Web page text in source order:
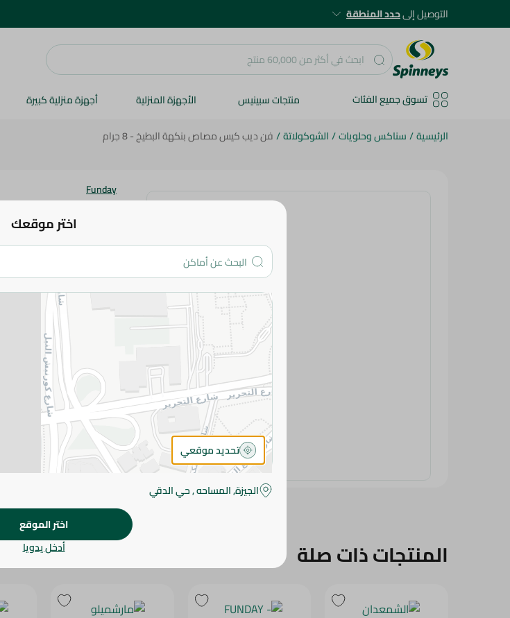
التوصيل إلىحدد المنطقة
تسوق جميع الفئات منتجات سبينيس الأجهزة المنزلية أجهزة منزلية كبيرة
الرئيسية/سناكس وحلويات/الشوكولاتة/فن ديب كيس مصاص بنكهة البطيخ - 8 جرام
Funday
فن ديب كيس مصاص
اضف
يرجى الملاحظة:
طفيف. قد يتغير التعبئة
المواصفات
براند
المنتجات ذات صلة
اختر موقعك
تحديد موقعي
الجيزة, المساحه , حي الدقي
اختر الموقع
أدخل يدويا